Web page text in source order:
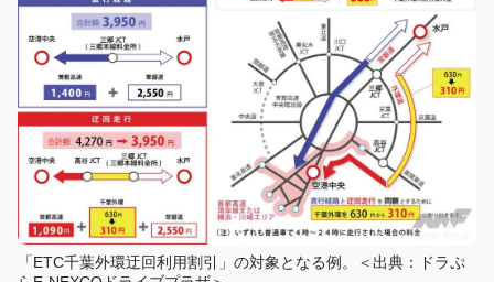
「ETC千葉外環迂回利用割引」の対象となる例。＜出典：ドラぷ